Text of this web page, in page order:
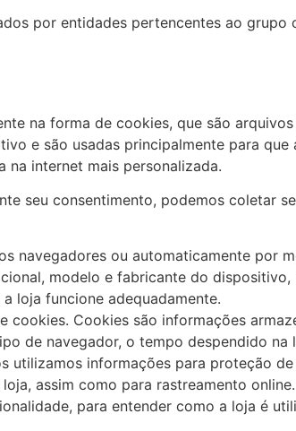
por entidades pertencentes ao grupo
na forma de cookies, que são
e são usadas principalmente para
na internet mais personalizada.
seu consentimento, podemos coletar
navegadores ou automaticamente por
modelo e fabricante do
loja funcione adequadamente.
Cookies são informações
de navegador, o tempo despendido na
utilizamos informações para proteção
assim como para rastreamento
para entender como a loja é